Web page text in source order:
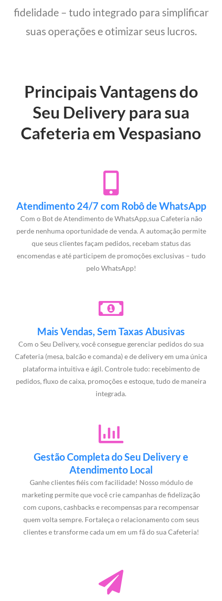
fidelidade – tudo integrado para simplificar
suas operações e otimizar seus lucros.
Principais Vantagens do
Seu Delivery para sua
Cafeteria em Vespasiano
Atendimento 24/7 com Robô de WhatsApp
Com o Bot de Atendimento de WhatsApp,sua Cafeteria não
perde nenhuma oportunidade de venda. A automação permite
que seus clientes façam pedidos, recebam status das
encomendas e até participem de promoções exclusivas – tudo
pelo WhatsApp!
Mais Vendas, Sem Taxas Abusivas
Com o Seu Delivery, você consegue gerenciar pedidos do sua
Cafeteria (mesa, balcão e comanda) e de delivery em uma única
plataforma intuitiva e ágil. Controle tudo: recebimento de
pedidos, fluxo de caixa, promoções e estoque, tudo de maneira
integrada.
Gestão Completa do Seu Delivery e
Atendimento Local
Ganhe clientes fiéis com facilidade! Nosso módulo de
marketing permite que você crie campanhas de fidelização
com cupons, cashbacks e recompensas para recompensar
quem volta sempre. Fortaleça o relacionamento com seus
clientes e transforme cada um em um fã do sua Cafeteria!